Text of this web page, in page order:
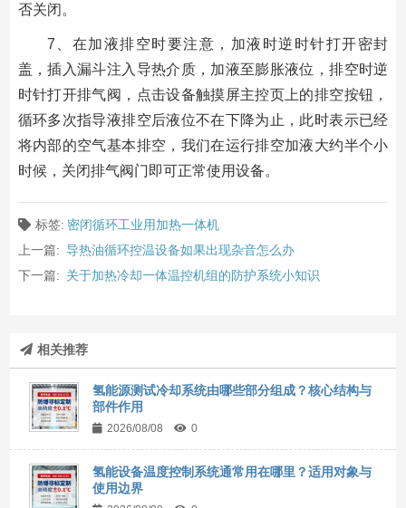
否关闭。
7、在加液排空时要注意，加液时逆时针打开密封
盖，插入漏斗注入导热介质，加液至膨胀液位，排空时逆
时针打开排气阀，点击设备触摸屏主控页上的排空按钮，
循环多次指导液排空后液位不在下降为止，此时表示已经
将内部的空气基本排空，我们在运行排空加液大约半个小
时候，关闭排气阀门即可正常使用设备。
标签: 密闭循环工业用加热一体机
上一篇: 导热油循环控温设备如果出现杂音怎么办
下一篇: 关于加热冷却一体温控机组的防护系统小知识
相关推荐
氢能源测试冷却系统由哪些部分组成？核心结构与
部件作用
2026/08/08 0
氢能设备温度控制系统通常用在哪里？适用对象与
使用边界